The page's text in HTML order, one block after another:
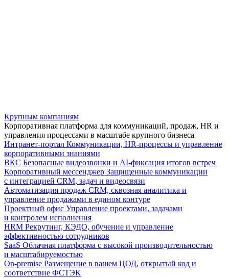
Крупным компаниям
Корпоративная платформа для коммуникаций, продаж, HR и
управления процессами в масштабе крупного бизнеса
Интранет-портал Коммуникации, HR-процессы и управление
корпоративными знаниями
ВКС Безопасные видеозвонки и AI-фиксация итогов встреч
Корпоративный мессенджер Защищенные коммуникации
с интеграцией CRM, задач и видеосвязи
Автоматизация продаж CRM, сквозная аналитика и
управление продажами в едином контуре
Проектный офис Управление проектами, задачами
и контролем исполнения
HRM Рекрутинг, КЭДО, обучение и управление
эффективностью сотрудников
SaaS Облачная платформа с высокой производительностью
и масштабируемостью
On-premise Размещение в вашем ЦОД, открытый код и
соответствие ФСТЭК